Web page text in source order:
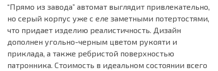
“Прямо из завода” автомат выглядит привлекательно,
но серый корпус уже с еле заметными потертостями,
что придает изделию реалистичность. Дизайн
дополнен угольно-черным цветом рукояти и
приклада, а также ребристой поверхностью
патронника. Стоимость в идеальном состоянии всего